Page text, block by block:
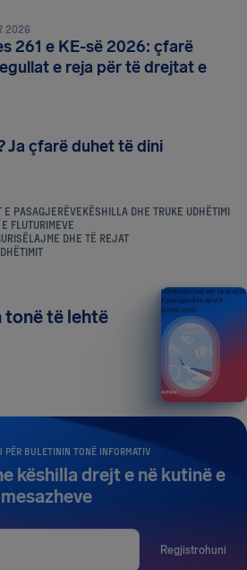
2026
261 e KE-së 2026: çfarë
e reja për të drejtat e
Ja çfarë duhet të dini
E PASAGJERËVEKËSHILLA DHE TRUKE UDHËTIMI
FLUTURIMEVE
LAJME DHE TË REJAT
PËR BULETININ TONË INFORMATIV
këshilla drejt e në kutinë e
mesazheve
Regjistrohuni
tonë të lehtë
Udhëzuesi juaj për të drejtat
e pasagjerëve ajrorë
BOTIMI 2026